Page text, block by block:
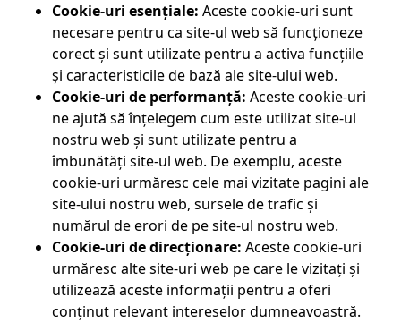
Cookie-uri esențiale: Aceste cookie-uri sunt
necesare pentru ca site-ul web să funcționeze
corect și sunt utilizate pentru a activa funcțiile
și caracteristicile de bază ale site-ului web.
Cookie-uri de performanță: Aceste cookie-uri
ne ajută să înțelegem cum este utilizat site-ul
nostru web și sunt utilizate pentru a
îmbunătăți site-ul web. De exemplu, aceste
cookie-uri urmăresc cele mai vizitate pagini ale
site-ului nostru web, sursele de trafic și
numărul de erori de pe site-ul nostru web.
Cookie-uri de direcționare: Aceste cookie-uri
urmăresc alte site-uri web pe care le vizitați și
utilizează aceste informații pentru a oferi
conținut relevant intereselor dumneavoastră.